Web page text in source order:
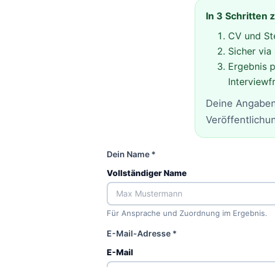
In 3 Schritten
CV und
Sicher
Ergebnis
Deine
Dein Name *
Vollständiger Name
Für Ansprache und Zuordnung im Ergebnis.
E-Mail-Adresse *
E-Mail